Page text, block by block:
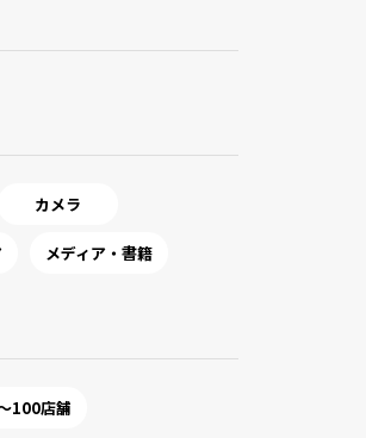
カメラ
メディア・書籍
100店舗